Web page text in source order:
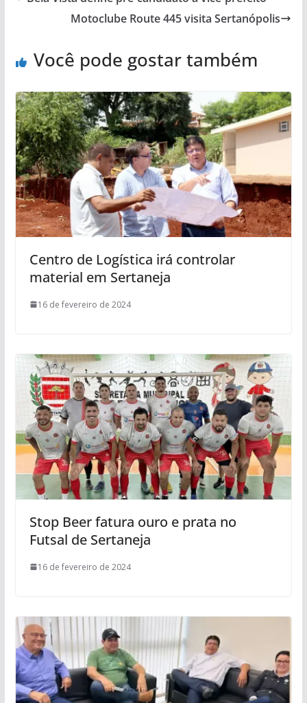
Motoclube Route 445 visita Sertanópolis
Você pode gostar também
Centro de Logística irá controlar
material em Sertaneja
16 de fevereiro de 2024
Stop Beer fatura ouro e prata no
Futsal de Sertaneja
16 de fevereiro de 2024